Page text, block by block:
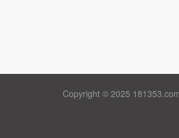
Copyright © 2025